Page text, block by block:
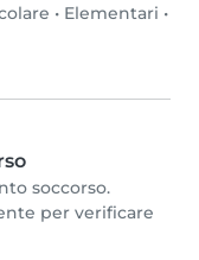
• Elementari •
soccorso.
per verificare